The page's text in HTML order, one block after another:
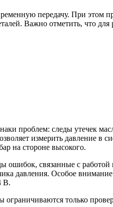
передачу. При этом
Важно отметить, что
проблем: следы утечек
измерить давление в
на стороне высокого.
связанные с работой
давления. Особое внимание
В.
ограничиваются только